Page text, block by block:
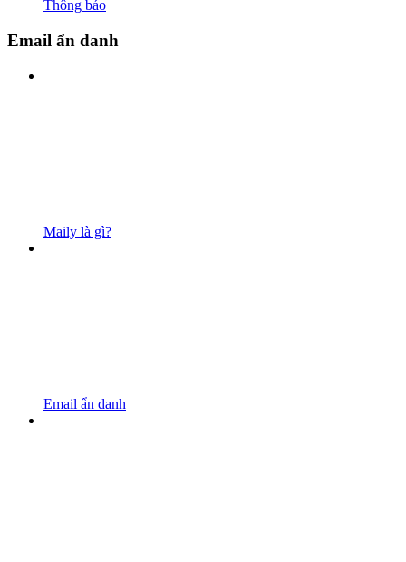
Thông báo
Email ẩn danh
Maily là gì?
Email ẩn danh